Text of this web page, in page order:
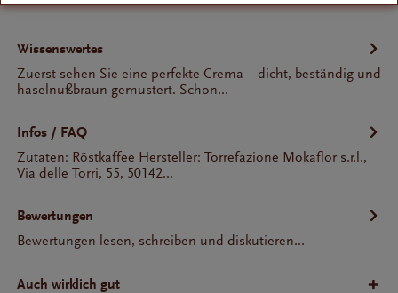
Wissenswertes
Zuerst sehen Sie eine perfekte Crema – dicht, beständig und
haselnußbraun gemustert. Schon...
Infos / FAQ
Zutaten: Röstkaffee Hersteller: Torrefazione Mokaflor s.r.l.,
Via delle Torri, 55, 50142...
Bewertungen
Bewertungen lesen, schreiben und diskutieren...
Auch wirklich gut